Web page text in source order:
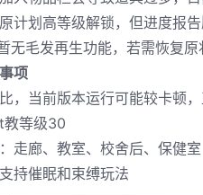
计划高等级解锁，但进度报
无毛发再生功能，若需恢复
项
，当前版本运行可能较卡顿
教等级30
走廊、教室、校舍后、保健室
持催眠和束缚玩法